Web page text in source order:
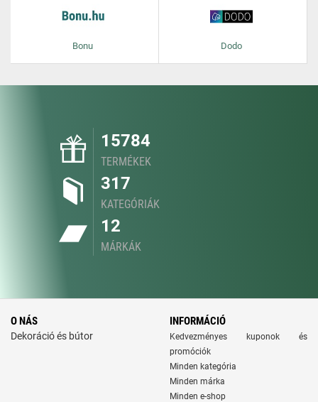
Bonu Dodo
15784
TERMÉKEK
317
KATEGÓRIÁK
12
MÁRKÁK
O NÁS
Dekoráció és bútor
INFORMÁCIÓ
Kedvezményes kuponok és
promóciók
Minden kategória
Minden márka
Minden e-shop